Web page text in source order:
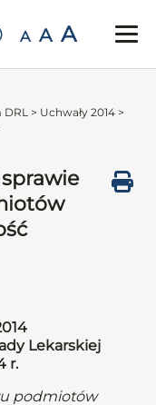
A A A
DRL > Uchwały 2014 >
sprawie
Lekarskiej
r.
podmiotów